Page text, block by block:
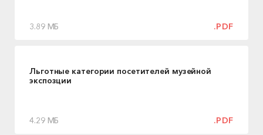
3.89 МБ .PDF
Льготные категории посетителей музейной
экспозции
4.29 МБ .PDF